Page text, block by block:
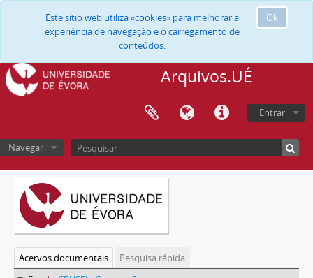
Ok
Este sítio web utiliza «cookies» para melhorar a
experiência de navegação e o carregamento de
conteúdos.
Arquivos.UÉ
Entrar
Navegar
Acervos documentais
Pesquisa rápida